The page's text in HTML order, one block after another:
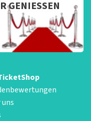
GENIESSEN